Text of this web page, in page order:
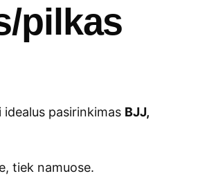
pilkas
pasirinkimas BJJ,
tiek namuose.